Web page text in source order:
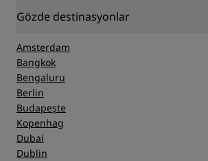
Gözde destinasyonlar
Amsterdam
Bangkok
Bengaluru
Berlin
Budapeşte
Kopenhag
Dubai
Dublin